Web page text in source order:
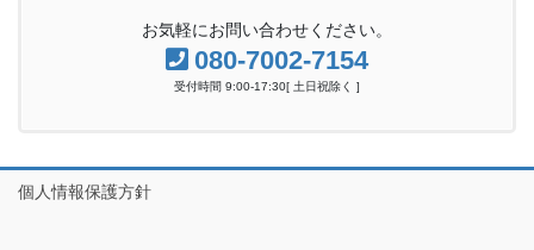
お気軽にお問い合わせください。
080-7002-7154
受付時間 9:00-17:30[ 土日祝除く ]
個人情報保護方針